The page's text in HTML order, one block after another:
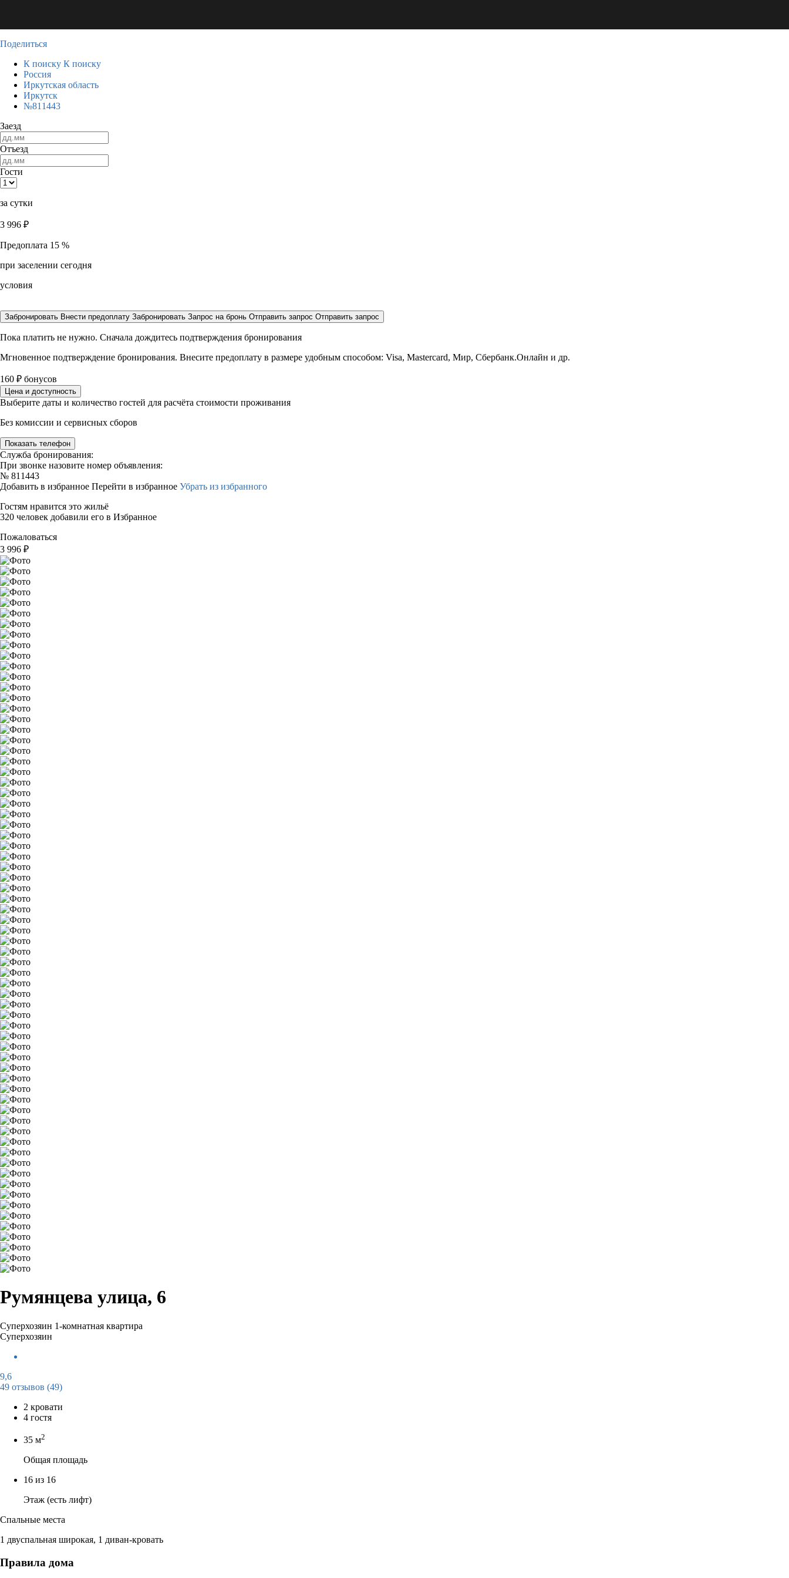
Поделиться
К поиску К поиску
Россия
Иркутская область
Иркутск
№811443
Заезд
Отъезд
Гости
за сутки
3 996 ₽
Предоплата 15 %
при заселении сегодня
условия
Забронировать Внести предоплату Забронировать Запрос на бронь Отправить запрос Отправить запрос
Пока платить не нужно. Сначала дождитесь подтверждения бронирования
Мгновенное подтверждение бронирования. Внесите предоплату в размере удобным способом: Visa, Mastercard, Мир, Сбербанк.Онлайн и др.
160 ₽ бонусов
Цена и доступность
Выберите даты и количество гостей для расчёта стоимости проживания
Без комиссии и сервисных сборов
Показать телефон
Служба бронирования:
При звонке назовите номер объявления:
№ 811443
Добавить в избранное Перейти в избранное Убрать из избранного
Гостям нравится это жильё
320 человек добавили его в Избранное
Пожаловаться
3 996 ₽
Румянцева улица, 6
Суперхозяин 1-комнатная квартира
Суперхозяин
9,6
49 отзывов (49)
2 кровати
4 гостя
35 м2
Общая площадь
16 из 16
Этаж (есть лифт)
Спальные места
1 двуспальная широкая, 1 диван-кровать
Правила дома